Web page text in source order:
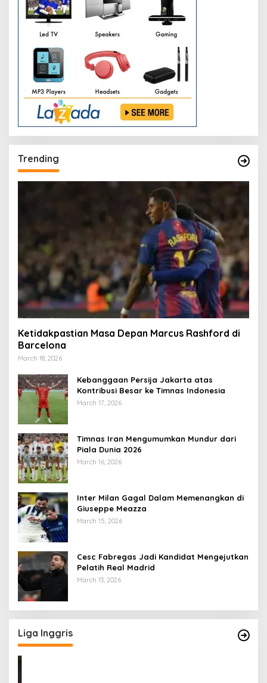
Trending
Ketidakpastian Masa Depan Marcus Rashford di
Barcelona
March 18, 2026
Kebanggaan Persija Jakarta atas
Kontribusi Besar ke Timnas Indonesia
March 17, 2026
Timnas Iran Mengumumkan Mundur dari
Piala Dunia 2026
March 16, 2026
Inter Milan Gagal Dalam Memenangkan di
Giuseppe Meazza
March 15, 2026
Cesc Fabregas Jadi Kandidat Mengejutkan
Pelatih Real Madrid
March 13, 2026
Liga Inggris